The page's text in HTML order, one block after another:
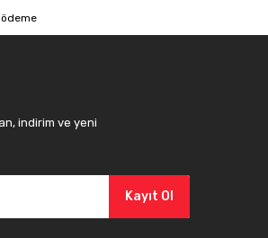
indirim ve yeni
Kayıt Ol